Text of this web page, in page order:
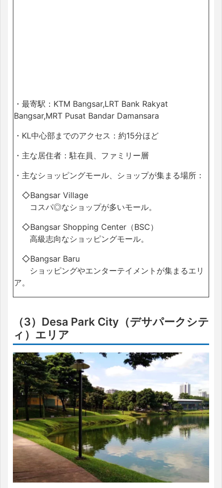
・最寄駅：KTM Bangsar,LRT Bank Rakyat
Bangsar,MRT Pusat Bandar Damansara
・KL中心部までのアクセス：約15分ほど
・主な居住者：駐在員、ファミリー層
・主なショッピングモール、ショップが集まる場所：
◇Bangsar Village
コスパ◎なショップが多いモール。
◇Bangsar Shopping Center（BSC）
高級志向なショッピングモール。
◇Bangsar Baru
ショッピングやエンターテイメントが集まるエリ
ア。
（3）Desa Park City（デサパークシテ
ィ）エリア